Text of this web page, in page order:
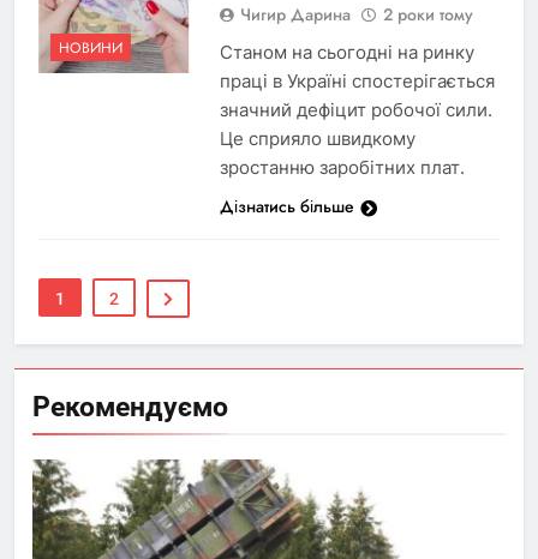
НОВИНИ
Чигир Дарина 2 роки тому
Станом на сьогодні на ринку
праці в Україні спостерігається
значний дефіцит робочої сили.
Це сприяло швидкому
зростанню заробітних плат.
Дізнатись більше
1 2
Рекомендуємо